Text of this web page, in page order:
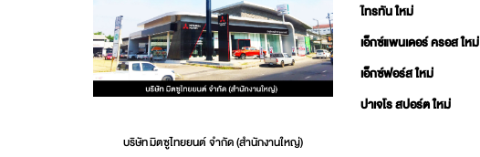
บริษัท มิตซูไทยยนต์ จำกัด (สำนักงานใหญ่)
ไทรทัน ใหม่
เอ็กซ์แพนเดอร์ ครอส ใหม่
เอ็กซ์ฟอร์ส ใหม่
ปาเจโร สปอร์ต ใหม่